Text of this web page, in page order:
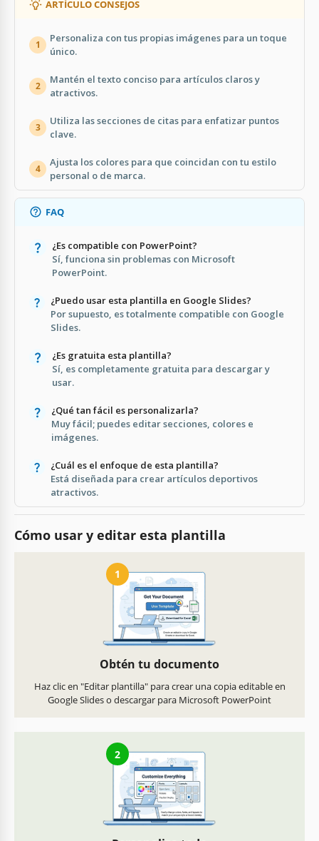
ARTÍCULO CONSEJOS
1
Personaliza con tus propias imágenes para un toque
único.
2
Mantén el texto conciso para artículos claros y
atractivos.
3
Utiliza las secciones de citas para enfatizar puntos
clave.
4
Ajusta los colores para que coincidan con tu estilo
personal o de marca.
FAQ
¿Es compatible con PowerPoint?
Sí, funciona sin problemas con Microsoft
PowerPoint.
¿Puedo usar esta plantilla en Google Slides?
Por supuesto, es totalmente compatible con Google
Slides.
¿Es gratuita esta plantilla?
Sí, es completamente gratuita para descargar y
usar.
¿Qué tan fácil es personalizarla?
Muy fácil; puedes editar secciones, colores e
imágenes.
¿Cuál es el enfoque de esta plantilla?
Está diseñada para crear artículos deportivos
atractivos.
Cómo usar y editar esta plantilla
1
Obtén tu documento
Haz clic en "Editar plantilla" para crear una copia editable en
Google Slides o descargar para Microsoft PowerPoint
2